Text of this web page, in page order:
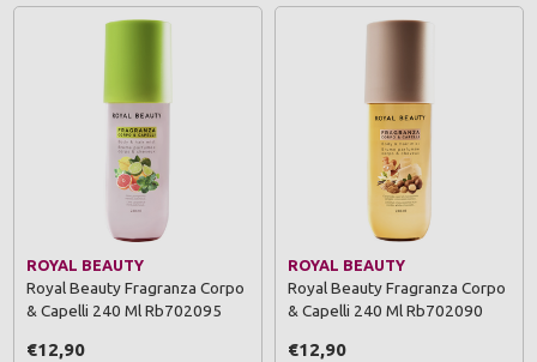
ROYAL BEAUTY
Royal Beauty Fragranza Corpo
& Capelli 240 Ml Rb702095
€12,90
ROYAL BEAUTY
Royal Beauty Fragranza Corpo
& Capelli 240 Ml Rb702090
€12,90